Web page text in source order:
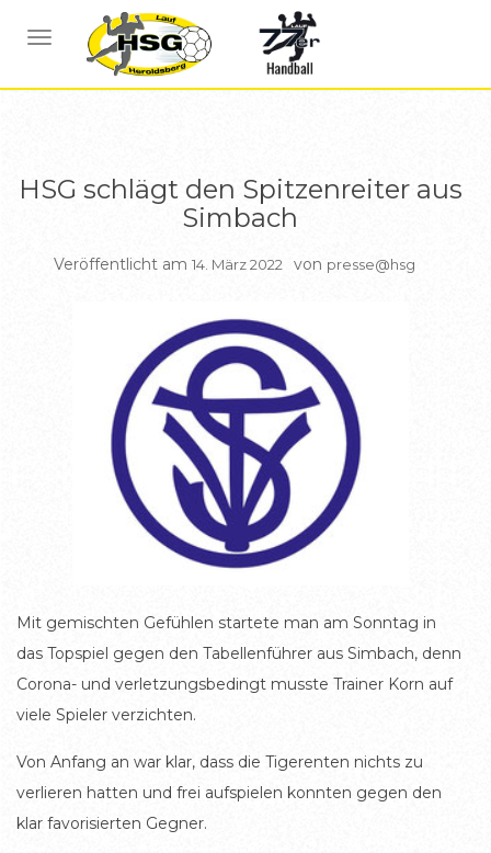
NAVIGATION UMSCHALTEN
BERICHTE HSG1
HSG schlägt den Spitzenreiter aus
Simbach
Veröffentlicht am 14. März 2022 von presse@hsg
Mit gemischten Gefühlen startete man am Sonntag in
das Topspiel gegen den Tabellenführer aus Simbach, denn
Corona- und verletzungsbedingt musste Trainer Korn auf
viele Spieler verzichten.
Von Anfang an war klar, dass die Tigerenten nichts zu
verlieren hatten und frei aufspielen konnten gegen den
klar favorisierten Gegner.